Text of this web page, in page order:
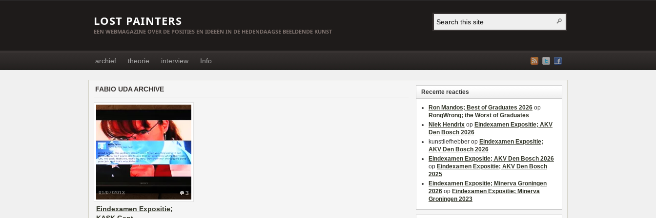
LOST PAINTERS
EEN WEBMAGAZINE OVER DE POSITIES EN IDEEËN IN DE HEDENDAAGSE BEELDENDE KUNST
archief theorie interview Info
FABIO UDA ARCHIVE
3
01/07/2013
Eindexamen Expositie;
Recente reacties
Ron Mandos; Best of Graduates 2026 op
RongWrong; the Worst of Graduates
Niek Hendrix op Eindexamen Expositie; AKV
Den Bosch 2026
kunstliefhebber op Eindexamen Expositie;
AKV Den Bosch 2026
Eindexamen Expositie; AKV Den Bosch 2026
op Eindexamen Expositie; AKV Den Bosch
2025
Eindexamen Expositie; Minerva Groningen
2026 op Eindexamen Expositie; Minerva
Groningen 2023